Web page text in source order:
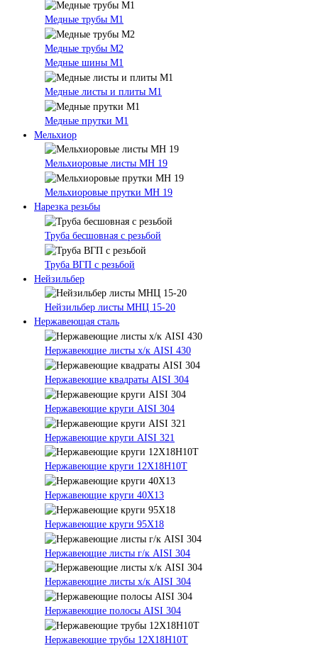
Медные трубы М1
Медные трубы М2
Медные шины М1
Медные листы и плиты М1
Медные прутки М1
Мельхиор
Мельхиоровые листы МН 19
Мельхиоровые прутки МН 19
Нарезка резьбы
Труба бесшовная с резьбой
Труба ВГП с резьбой
Нейзильбер
Нейзильбер листы МНЦ 15-20
Нержавеющая сталь
Нержавеющие листы х/к AISI 430
Нержавеющие квадраты AISI 304
Нержавеющие круги AISI 304
Нержавеющие круги AISI 321
Нержавеющие круги 12Х18Н10Т
Нержавеющие круги 40Х13
Нержавеющие круги 95Х18
Нержавеющие листы г/к AISI 304
Нержавеющие листы х/к AISI 304
Нержавеющие полосы AISI 304
Нержавеющие трубы 12Х18Н10Т